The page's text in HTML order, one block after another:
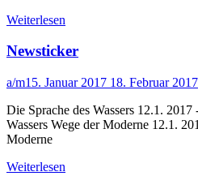
Weiterlesen
Newsticker
a/m15. Januar 2017 18. Februar 2017
Die Sprache des Wassers 12.1.
Wassers Wege der Moderne 12.1.
Moderne
Weiterlesen